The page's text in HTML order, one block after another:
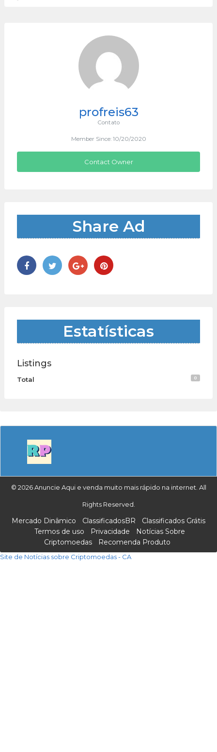
profreis63
Contato
Member Since: 10/20/2020
Contact Owner
Share Ad
Estatísticas
Listings
Total 0
© 2026 Anuncie Aqui e venda muito mais rápido na internet. All
Rights Reserved.
Mercado Dinâmico ClassificadosBR
Classificados Grátis
Termos de uso
Privacidade
Notícias Sobre
Criptomoedas
Recomenda Produto
Site de Notícias sobre Criptomoedas - CA